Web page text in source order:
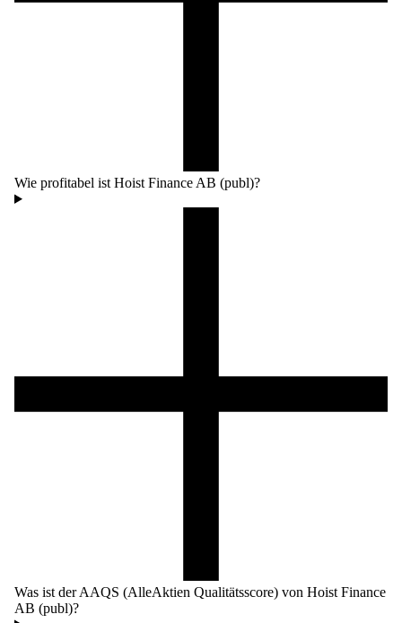
Wie profitabel ist Hoist Finance AB (publ)?
Was ist der AAQS (AlleAktien Qualitätsscore) von Hoist Finance
AB (publ)?